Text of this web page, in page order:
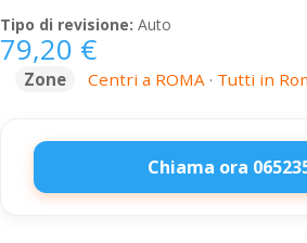
Tipo di revisione: Auto
79,20 €
Zone Centri a ROMA· Tutti in
Chiama ora
CENTRO